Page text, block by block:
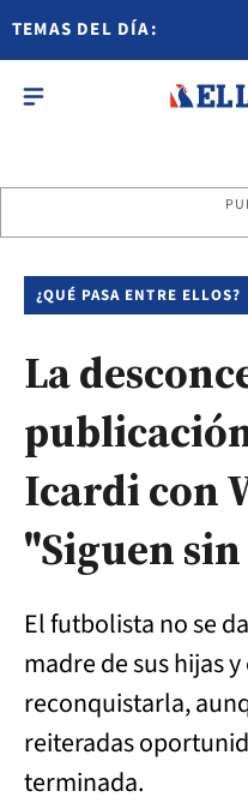
TEMAS DEL DÍA:
¿QUÉ PASA ENTRE ELLOS?
La
Icardi con
"Siguen
El futbolista no se
madre de sus hijas
reconquistarla,
reiteradas
terminada.